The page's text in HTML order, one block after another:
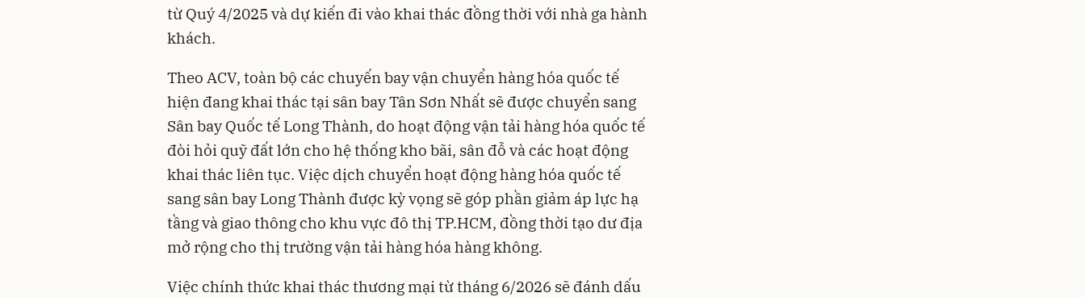
từ Quý 4/2025 và dự kiến đi vào khai thác đồng thời với nhà ga hành
khách.
Theo ACV, toàn bộ các chuyến bay vận chuyển hàng hóa quốc tế
hiện đang khai thác tại sân bay Tân Sơn Nhất sẽ được chuyển sang
Sân bay Quốc tế Long Thành, do hoạt động vận tải hàng hóa quốc tế
đòi hỏi quỹ đất lớn cho hệ thống kho bãi, sân đỗ và các hoạt động
khai thác liên tục. Việc dịch chuyển hoạt động hàng hóa quốc tế
sang sân bay Long Thành được kỳ vọng sẽ góp phần giảm áp lực hạ
tầng và giao thông cho khu vực đô thị TP.HCM, đồng thời tạo dư địa
mở rộng cho thị trường vận tải hàng hóa hàng không.
Việc chính thức khai thác thương mại từ tháng 6/2026 sẽ đánh dấu